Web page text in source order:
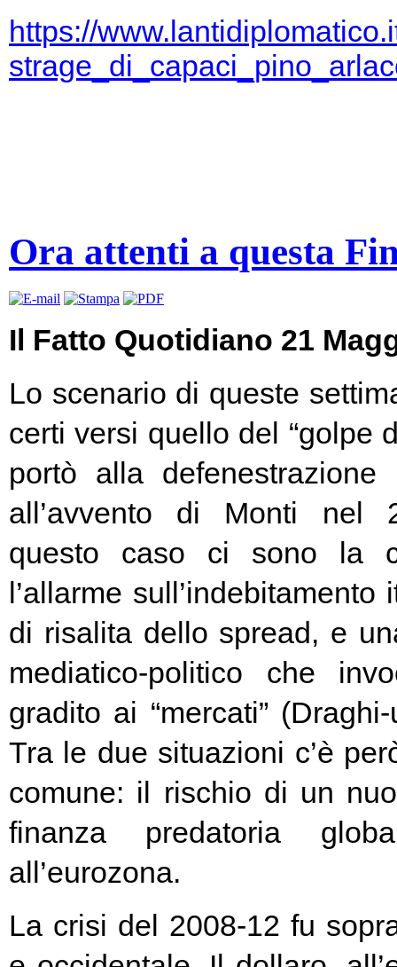
https://
Ora attenti a questa
Il Fatto Quotidiano 21
Lo scenario di queste
certi versi quello del “golpe
portò alla
all’avvento di Monti nel
questo caso ci sono la
l’allarme
di risalita dello spread, e
mediatico-politico che
gradito ai “mercati”
Tra le due situazioni c’è
comune: il rischio di un
finanza predatoria
all’eurozona.
La crisi del 2008-12 fu